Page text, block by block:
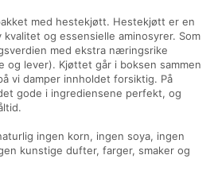
med hestekjøtt. Hestekjøtt er en
og essensielle aminosyrer. Som
med ekstra næringsrike
og lever). Kjøttet går i boksen sammen
vi damper innholdet forsiktig. På
gode i ingrediensene perfekt, og
ingen korn, ingen soya, ingen
kunstige dufter, farger, smaker og